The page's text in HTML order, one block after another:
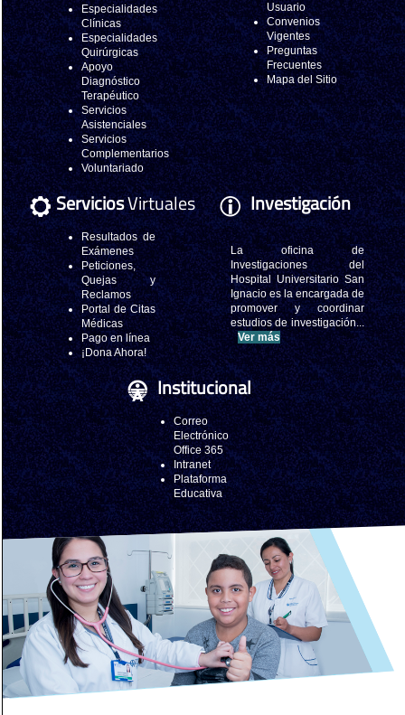
Especialidades
Clínicas
Especialidades
Quirúrgicas
Apoyo
Diagnóstico
Terapéutico
Servicios
Asistenciales
Servicios
Complementarios
Voluntariado
Usuario
Convenios
Vigentes
Preguntas
Frecuentes
Mapa del Sitio
ServiciosVirtuales
Resultados de
Exámenes
Peticiones,
Quejas y
Reclamos
Portal de Citas
Médicas
Pago en línea
¡Dona Ahora!
Investigación
La oficina de
Investigaciones del
Hospital Universitario San
Ignacio es la encargada de
promover y coordinar
estudios de investigación...
Ver más
Institucional
Correo
Electrónico
Office 365
Intranet
Plataforma
Educativa